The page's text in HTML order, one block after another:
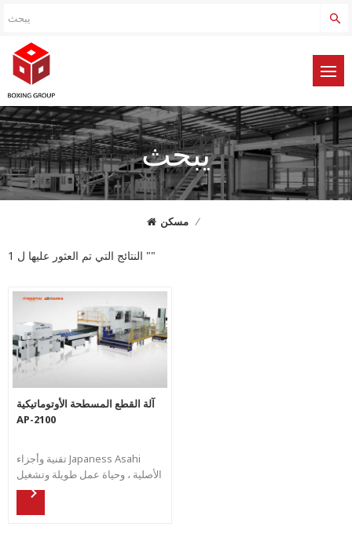
يبحث
مسكن /
1 النتائج التي تم العثور عليها ل ""
آلة القطع المسطحة الأوتوماتيكية
AP-2100
تقنية وأجزاء Japaness Asahi
الأصلية ، وحياة عمل طويلة وتشغيل
مستقر لإنتاج منتج مثالي لقطع